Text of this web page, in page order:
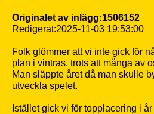
Originalet av inlägg:1506152
Redigerat:2025-11-03 19:53:00
Folk glömmer att vi inte gick för
plan i vintras, trots att många av
Man släppte året då man skulle
utveckla spelet.
Istället gick vi för topplacering i